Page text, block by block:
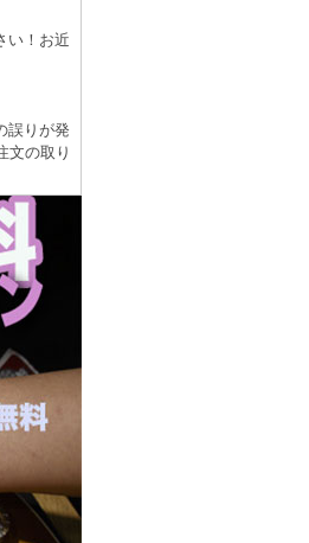
い！お近
誤りが発
文の取り